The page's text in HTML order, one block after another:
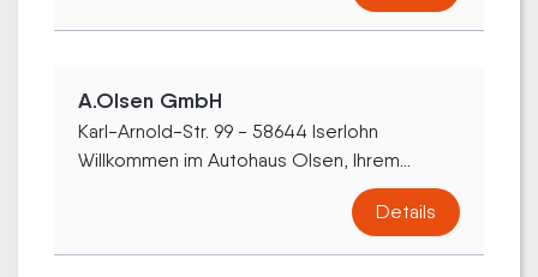
A.Olsen GmbH
Karl-Arnold-Str. 99 - 58644 Iserlohn
Willkommen im Autohaus Olsen, Ihrem...
Details